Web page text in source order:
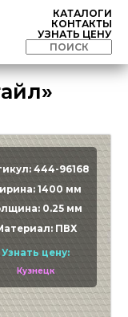
КАТАЛОГИ
КОНТАКТЫ
УЗНАТЬ ЦЕНУ
444-96168
1400 мм
0.25 мм
ПВХ
Узнать цену:
Кузнецк